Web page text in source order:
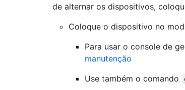
de alternar os dispositivos,
Coloque o dispositivo no
Para usar o console de
manutenção
Use também o comando